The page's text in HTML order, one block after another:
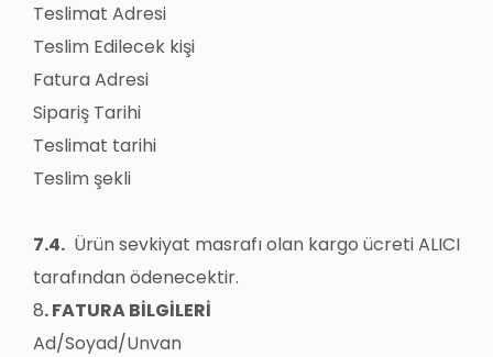
Teslimat Adresi
Teslim Edilecek kişi
Fatura Adresi
Sipariş Tarihi
Teslimat tarihi
Teslim şekli
7.4. Ürün sevkiyat masrafı olan kargo ücreti ALICI
tarafından ödenecektir.
8. FATURA BİLGİLERİ
Ad/Soyad/Unvan